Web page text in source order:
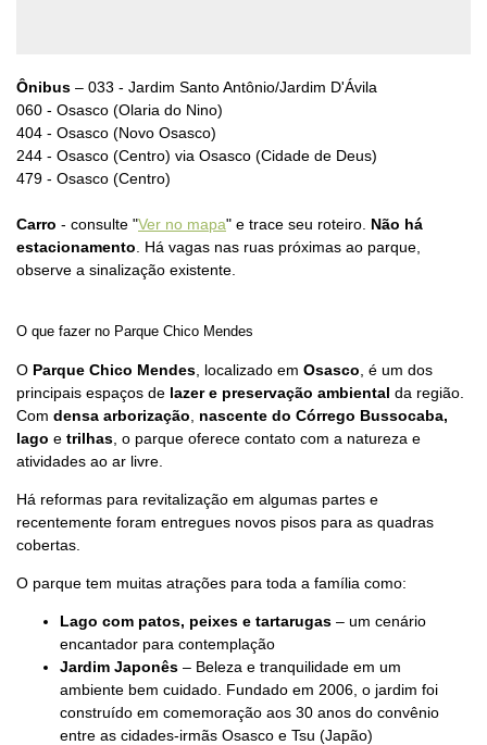
Ônibus – 033 - Jardim Santo Antônio/Jardim D'Ávila
060 - Osasco (Olaria do Nino)
404 - Osasco (Novo Osasco)
244 - Osasco (Centro) via Osasco (Cidade de Deus)
479 - Osasco (Centro)
Carro - consulte "Ver no mapa" e trace seu roteiro. Não há
estacionamento . Há vagas nas ruas próximas ao parque,
observe a sinalização existente.
O que fazer no Parque Chico Mendes
O Parque Chico Mendes , localizado em Osasco , é um dos
principais espaços de lazer e preservação ambiental da região.
Com densa arborização
nascente do Córrego Bussocaba,
lago e trilhas , o parque oferece contato com a natureza e
atividades ao ar livre.
Há reformas para revitalização em algumas partes e
recentemente foram entregues novos pisos para as quadras
cobertas.
O parque tem muitas atrações para toda a família como:
Lago com patos, peixes e tartarugas – um cenário
encantador para contemplação
Jardim Japonês – Beleza e tranquilidade em um
ambiente bem cuidado. Fundado em 2006, o jardim foi
construído em comemoração aos 30 anos do convênio
entre as cidades-irmãs Osasco e Tsu (Japão)